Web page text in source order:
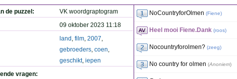
de puzzel:
VK woordgraptogram
09 oktober 2023 11:18
land , film, 2007,
gebroeders, coen,
geschikt, iepen
vragen:
NoCountryforOlmen (Fiene)
Heel mooi Fiene.Dank (roos)
Nocountryforolmen? (zeeg)
No country for olmen (Anoniem)